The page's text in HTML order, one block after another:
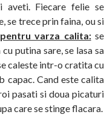
aveti. Fiecare felie se
se trece prin faina, ou si
pentru varza calita:se
putina sare, se lasa sa
caleste intr-o cratita cu
capac. Cand este calita
pasati si doua picaturi
care se stinge flacara.